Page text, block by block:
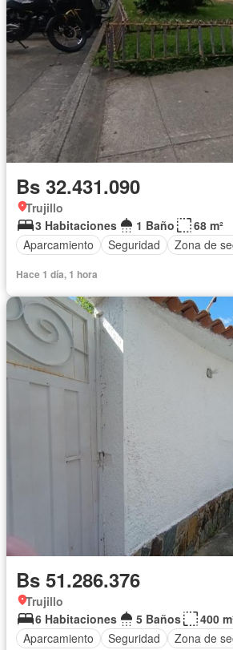
Bs 32.431.090
Trujillo
3 Habitaciones
1 Baño
68 m²
Aparcamiento
Seguridad Zona de
Hace 1 día, 1 hora
Bs 51.286.376
Trujillo
6 Habitaciones
5 Baños
400
Aparcamiento
Seguridad Zona de